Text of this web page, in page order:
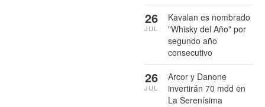
Kavalan es nombrado
"Whisky del Año" por
segundo año
consecutivo
26
JUL
Arcor y Danone
invertirán 70 mdd en
La Serenísima
26
JUL